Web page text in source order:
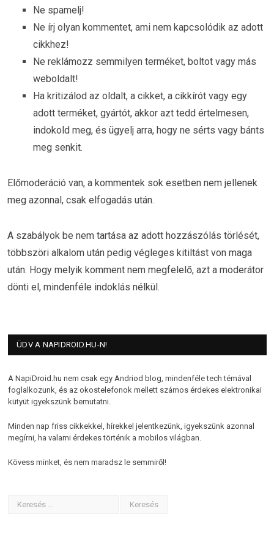
Ne spamelj!
Ne írj olyan kommentet, ami nem kapcsolódik az adott
cikkhez!
Ne reklámozz semmilyen terméket, boltot vagy más
weboldalt!
Ha kritizálod az oldalt, a cikket, a cikkírót vagy egy
adott terméket, gyártót, akkor azt tedd értelmesen,
indokold meg, és ügyelj arra, hogy ne sérts vagy bánts
meg senkit.
Előmoderáció van, a kommentek sok esetben nem jellenek
meg azonnal, csak elfogadás után.
A szabályok be nem tartása az adott hozzászólás törlését,
többszöri alkalom után pedig végleges kitiltást von maga
után. Hogy melyik komment nem megfelelő, azt a moderátor
dönti el, mindenféle indoklás nélkül.
ÜDV A NAPIDROID.HU-N!
A NapiDroid.hu nem csak egy Andriod blog, mindenféle tech témával
foglalkozunk, és az okostelefonok mellett számos érdekes elektronikai
kütyüt igyekszünk bemutatni.
Minden nap friss cikkekkel, hírekkel jelentkezünk, igyekszünk azonnal
megírni, ha valami érdekes történik a mobilos világban.
Kövess minket, és nem maradsz le semmiről!